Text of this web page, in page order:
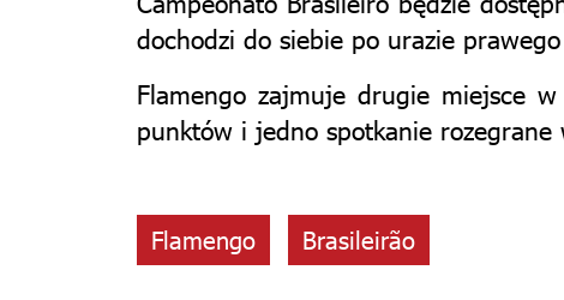
dochodzi do siebie po urazie
Flamengo zajmuje drugie miejsce
punktów i jedno spotkanie rozegrane
Flamengo Brasileirão